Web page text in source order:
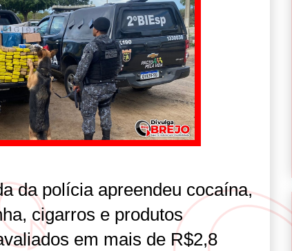
da polícia apreendeu cocaína,
cigarros e produtos
em mais de R$2,8